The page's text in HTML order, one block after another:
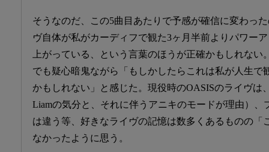
そうなのだ、この5曲目あたりで予感が確信に変わっ
ヴ自体が私がカーディフで観た3ヶ月半前よりパワー
上がっている、という言葉のほうが正確かもしれな
でも疑心暗鬼ながら「もしかしたらこれは私が人生で
かもしれない」と感じた。現役時のOASISのライヴは
Liamの気分と、それに伴うアニキのモードが理由）、
は違う等、好きなライヴの記憶は数多くあるものの「
なかったように思う。